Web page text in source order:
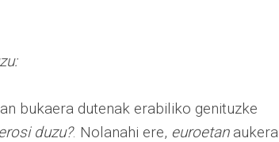
bukaera dutenak erabiliko genituzke
duzu?. Nolanahi ere, euroetanaukera